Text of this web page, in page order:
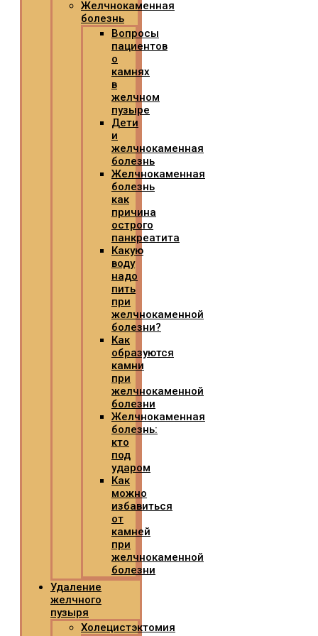
Желчнокаменная
болезнь
Вопросы
пациентов
о
камнях
в
желчном
пузыре
Дети
и
желчнокаменная
болезнь
Желчнокаменная
болезнь
как
причина
острого
панкреатита
Какую
воду
надо
пить
при
желчнокаменной
болезни?
Как
образуются
камни
при
желчнокаменной
болезни
Желчнокаменная
болезнь:
кто
под
ударом
Как
можно
избавиться
от
камней
при
желчнокаменной
болезни
Удаление
желчного
пузыря
Холецистэктомия